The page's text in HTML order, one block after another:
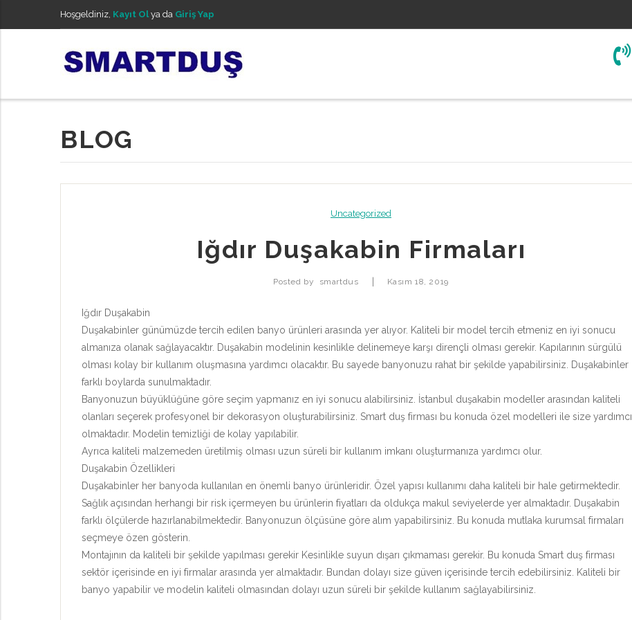
Hoşgeldiniz, Kayıt Olya da Giriş Yap
BLOG
Uncategorized
Iğdır Duşakabin Firmaları
Posted by smartdus Kasım 18, 2019
Iğdır Duşakabin
Duşakabinler günümüzde tercih edilen banyo ürünleri arasında yer alıyor. Kaliteli bir model tercih etmeniz en iyi sonucu
almanıza olanak sağlayacaktır. Duşakabin modelinin kesinlikle delinemeye karşı dirençli olması gerekir. Kapılarının sürgülü
olması kolay bir kullanım oluşmasına yardımcı olacaktır. Bu sayede banyonuzu rahat bir şekilde yapabilirsiniz. Duşakabinler
farklı boylarda sunulmaktadır.
Banyonuzun büyüklüğüne göre seçim yapmanız en iyi sonucu alabilirsiniz. İstanbul duşakabin modeller arasından kaliteli
olanları seçerek profesyonel bir dekorasyon oluşturabilirsiniz. Smart duş firması bu konuda özel modelleri ile size yardımcı
olmaktadır. Modelin temizliği de kolay yapılabilir.
Ayrıca kaliteli malzemeden üretilmiş olması uzun süreli bir kullanım imkanı oluşturmanıza yardımcı olur.
Duşakabin Özellikleri
Duşakabinler her banyoda kullanılan en önemli banyo ürünleridir. Özel yapısı kullanımı daha kaliteli bir hale getirmektedir.
Sağlık açısından herhangi bir risk içermeyen bu ürünlerin fiyatları da oldukça makul seviyelerde yer almaktadır. Duşakabin
farklı ölçülerde hazırlanabilmektedir. Banyonuzun ölçüsüne göre alım yapabilirsiniz. Bu konuda mutlaka kurumsal firmaları
seçmeye özen gösterin.
Montajının da kaliteli bir şekilde yapılması gerekir Kesinlikle suyun dışarı çıkmaması gerekir. Bu konuda Smart duş firması
sektör içerisinde en iyi firmalar arasında yer almaktadır. Bundan dolayı size güven içerisinde tercih edebilirsiniz. Kaliteli bir
banyo yapabilir ve modelin kaliteli olmasından dolayı uzun süreli bir şekilde kullanım sağlayabilirsiniz.